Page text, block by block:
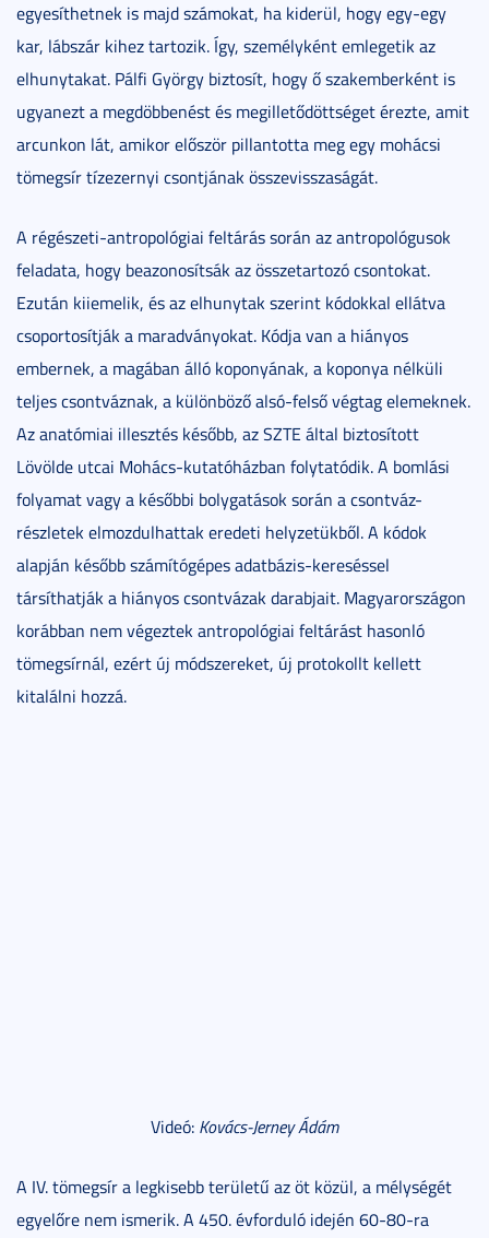
egyesíthetnek is majd számokat, ha kiderül, hogy egy-egy
kar, lábszár kihez tartozik. Így, személyként emlegetik az
elhunytakat. Pálfi György biztosít, hogy ő szakemberként is
ugyanezt a megdöbbenést és megilletődöttséget érezte, amit
arcunkon lát, amikor először pillantotta meg egy mohácsi
tömegsír tízezernyi csontjának összevisszaságát.
A régészeti-antropológiai feltárás során az antropológusok
feladata, hogy beazonosítsák az összetartozó csontokat.
Ezután kiiemelik, és az elhunytak szerint kódokkal ellátva
csoportosítják a maradványokat. Kódja van a hiányos
embernek, a magában álló koponyának, a koponya nélküli
teljes csontváznak, a különböző alsó-felső végtag elemeknek.
Az anatómiai illesztés később, az SZTE által biztosított
Lövölde utcai Mohács-kutatóházban folytatódik. A bomlási
folyamat vagy a későbbi bolygatások során a csontváz-
részletek elmozdulhattak eredeti helyzetükből. A kódok
alapján később számítógépes adatbázis-kereséssel
társíthatják a hiányos csontvázak darabjait. Magyarországon
korábban nem végeztek antropológiai feltárást hasonló
tömegsírnál, ezért új módszereket, új protokollt kellett
kitalálni hozzá.
Videó: Kovács-Jerney Ádám
A IV. tömegsír a legkisebb területű az öt közül, a mélységét
egyelőre nem ismerik. A 450. évforduló idején 60-80-ra